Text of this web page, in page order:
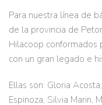
Para nuestra línea de
de la provincia de
Hilacoop conformados
con un gran legado e
Ellas son: Gloria
Espinoza, Silvia Marin,